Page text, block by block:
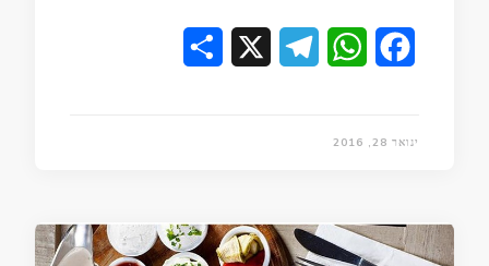
Facebook
WhatsApp
Telegram
ינואר 28, 2016